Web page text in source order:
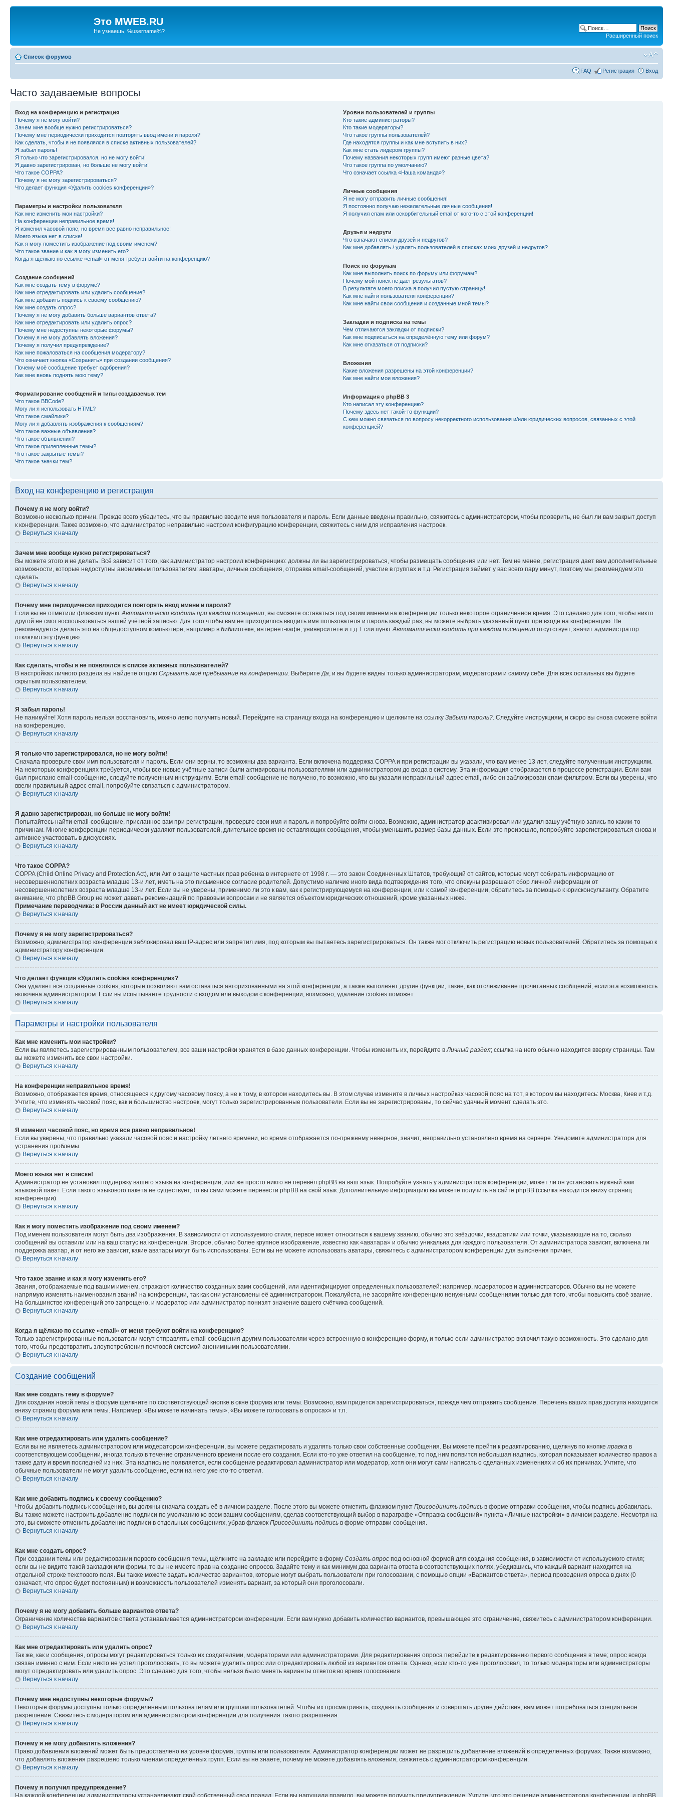
Это MWEB.RU
Не узнаешь, %username%?
Расширенный поиск
Список форумов
FAQ Регистрация Вход
Часто задаваемые вопросы
Вход на конференцию и регистрация
Почему я не могу войти?
Зачем мне вообще нужно регистрироваться?
Почему мне периодически приходится повторять ввод имени и пароля?
Как сделать, чтобы я не появлялся в списке активных пользователей?
Я забыл пароль!
Я только что зарегистрировался, но не могу войти!
Я давно зарегистрирован, но больше не могу войти!
Что такое COPPA?
Почему я не могу зарегистрироваться?
Что делает функция «Удалить cookies конференции»?
Параметры и настройки пользователя
Как мне изменить мои настройки?
На конференции неправильное время!
Я изменил часовой пояс, но время все равно неправильное!
Моего языка нет в списке!
Как я могу поместить изображение под своим именем?
Что такое звание и как я могу изменить его?
Когда я щёлкаю по ссылке «email» от меня требуют войти на конференцию?
Создание сообщений
Как мне создать тему в форуме?
Как мне отредактировать или удалить сообщение?
Как мне добавить подпись к своему сообщению?
Как мне создать опрос?
Почему я не могу добавить больше вариантов ответа?
Как мне отредактировать или удалить опрос?
Почему мне недоступны некоторые форумы?
Почему я не могу добавлять вложения?
Почему я получил предупреждение?
Как мне пожаловаться на сообщения модератору?
Что означает кнопка «Сохранить» при создании сообщения?
Почему моё сообщение требует одобрения?
Как мне вновь поднять мою тему?
Форматирование сообщений и типы создаваемых тем
Что такое BBCode?
Могу ли я использовать HTML?
Что такое смайлики?
Могу ли я добавлять изображения к сообщениям?
Что такое важные объявления?
Что такое объявления?
Что такое прилепленные темы?
Что такое закрытые темы?
Что такое значки тем?
Уровни пользователей и группы
Кто такие администраторы?
Кто такие модераторы?
Что такое группы пользователей?
Где находятся группы и как мне вступить в них?
Как мне стать лидером группы?
Почему названия некоторых групп имеют разные цвета?
Что такое группа по умолчанию?
Что означает ссылка «Наша команда»?
Личные сообщения
Я не могу отправить личные сообщения!
Я постоянно получаю нежелательные личные сообщения!
Я получил спам или оскорбительный email от кого-то с этой конференции!
Друзья и недруги
Что означают списки друзей и недругов?
Как мне добавлять / удалять пользователей в списках моих друзей и недругов?
Поиск по форумам
Как мне выполнить поиск по форуму или форумам?
Почему мой поиск не даёт результатов?
В результате моего поиска я получил пустую страницу!
Как мне найти пользователя конференции?
Как мне найти свои сообщения и созданные мной темы?
Закладки и подписка на темы
Чем отличаются закладки от подписки?
Как мне подписаться на определённую тему или форум?
Как мне отказаться от подписки?
Вложения
Какие вложения разрешены на этой конференции?
Как мне найти мои вложения?
Информация о phpBB 3
Кто написал эту конференцию?
Почему здесь нет такой-то функции?
С кем можно связаться по вопросу некорректного использования и/или юридических вопросов, связанных с этой
конференцией?
Вход на конференцию и регистрация
Почему я не могу войти?
Возможно несколько причин. Прежде всего убедитесь, что вы правильно вводите имя пользователя и пароль. Если данные введены правильно, свяжитесь с администратором, чтобы проверить, не был ли вам закрыт доступ
к конференции. Также возможно, что администратор неправильно настроил конфигурацию конференции, свяжитесь с ним для исправления настроек.
Вернуться к началу
Зачем мне вообще нужно регистрироваться?
Вы можете этого и не делать. Всё зависит от того, как администратор настроил конференцию: должны ли вы зарегистрироваться, чтобы размещать сообщения или нет. Тем не менее, регистрация дает вам дополнительные
возможности, которые недоступны анонимным пользователям: аватары, личные сообщения, отправка email-сообщений, участие в группах и т.д. Регистрация займёт у вас всего пару минут, поэтому мы рекомендуем это
сделать.
Вернуться к началу
Почему мне периодически приходится повторять ввод имени и пароля?
Если вы не отметили флажком пункт Автоматически входить при каждом посещении , вы сможете оставаться под своим именем на конференции только некоторое ограниченное время. Это сделано для того, чтобы никто
другой не смог воспользоваться вашей учётной записью. Для того чтобы вам не приходилось вводить имя пользователя и пароль каждый раз, вы можете выбрать указанный пункт при входе на конференцию. Не
рекомендуется делать это на общедоступном компьютере, например в библиотеке, интернет-кафе, университете и т.д. Если пункт Автоматически входить при каждом посещении отсутствует, значит администратор
отключил эту функцию.
Вернуться к началу
Как сделать, чтобы я не появлялся в списке активных пользователей?
В настройках личного раздела вы найдете опцию Скрывать моё пребывание на конференции . Выберите Да , и вы будете видны только администраторам, модераторам и самому себе. Для всех остальных вы будете
скрытым пользователем.
Вернуться к началу
Я забыл пароль!
Не паникуйте! Хотя пароль нельзя восстановить, можно легко получить новый. Перейдите на страницу входа на конференцию и щелкните на ссылку Забыли пароль? . Следуйте инструкциям, и скоро вы снова сможете войти
на конференцию.
Вернуться к началу
Я только что зарегистрировался, но не могу войти!
Сначала проверьте свои имя пользователя и пароль. Если они верны, то возможны два варианта. Если включена поддержка COPPA и при регистрации вы указали, что вам менее 13 лет, следуйте полученным инструкциям.
На некоторых конференциях требуется, чтобы все новые учётные записи были активированы пользователями или администратором до входа в систему. Эта информация отображается в процессе регистрации. Если вам
был прислано email-сообщение, следуйте полученным инструкциям. Если email-сообщение не получено, то возможно, что вы указали неправильный адрес email, либо он заблокирован спам-фильтром. Если вы уверены, что
ввели правильный адрес email, попробуйте связаться с администратором.
Вернуться к началу
Я давно зарегистрирован, но больше не могу войти!
Попытайтесь найти email-сообщение, присланное вам при регистрации, проверьте свои имя и пароль и попробуйте войти снова. Возможно, администратор деактивировал или удалил вашу учётную запись по каким-то
причинам. Многие конференции периодически удаляют пользователей, длительное время не оставляющих сообщения, чтобы уменьшить размер базы данных. Если это произошло, попробуйте зарегистрироваться снова и
активнее участвовать в дискуссиях.
Вернуться к началу
Что такое COPPA?
COPPA (Child Online Privacy and Protection Act), или Акт о защите частных прав ребенка в интернете от 1998 г. — это закон Соединенных Штатов, требующий от сайтов, которые могут собирать информацию от
несовершеннолетних возраста младше 13-и лет, иметь на это письменное согласие родителей. Допустимо наличие иного вида подтверждения того, что опекуны разрешают сбор личной информации от
несовершеннолетних возраста младше 13-и лет. Если вы не уверены, применимо ли это к вам, как к регистрирующемуся на конференции, или к самой конференции, обратитесь за помощью к юрисконсультанту. Обратите
внимание, что phpBB Group не может давать рекомендаций по правовым вопросам и не является объектом юридических отношений, кроме указанных ниже.
Примечание переводчика: в России данный акт не имеет юридической силы.
Вернуться к началу
Почему я не могу зарегистрироваться?
Возможно, администратор конференции заблокировал ваш IP-адрес или запретил имя, под которым вы пытаетесь зарегистрироваться. Он также мог отключить регистрацию новых пользователей. Обратитесь за помощью к
администратору конференции.
Вернуться к началу
Что делает функция «Удалить cookies конференции»?
Она удаляет все созданные cookies, которые позволяют вам оставаться авторизованными на этой конференции, а также выполняет другие функции, такие, как отслеживание прочитанных сообщений, если эта возможность
включена администратором. Если вы испытываете трудности с входом или выходом с конференции, возможно, удаление cookies поможет.
Вернуться к началу
Параметры и настройки пользователя
Как мне изменить мои настройки?
Если вы являетесь зарегистрированным пользователем, все ваши настройки хранятся в базе данных конференции. Чтобы изменить их, перейдите в Личный раздел; ссылка на него обычно находится вверху страницы. Там
вы можете изменить все свои настройки.
Вернуться к началу
На конференции неправильное время!
Возможно, отображается время, относящееся к другому часовому поясу, а не к тому, в котором находитесь вы. В этом случае измените в личных настройках часовой пояс на тот, в котором вы находитесь: Москва, Киев и т.д.
Учтите, что изменять часовой пояс, как и большинство настроек, могут только зарегистрированные пользователи. Если вы не зарегистрированы, то сейчас удачный момент сделать это.
Вернуться к началу
Я изменил часовой пояс, но время все равно неправильное!
Если вы уверены, что правильно указали часовой пояс и настройку летнего времени, но время отображается по-прежнему неверное, значит, неправильно установлено время на сервере. Уведомите администратора для
устранения проблемы.
Вернуться к началу
Моего языка нет в списке!
Администратор не установил поддержку вашего языка на конференции, или же просто никто не перевёл phpBB на ваш язык. Попробуйте узнать у администратора конференции, может ли он установить нужный вам
языковой пакет. Если такого языкового пакета не существует, то вы сами можете перевести phpBB на свой язык. Дополнительную информацию вы можете получить на сайте phpBB (ссылка находится внизу страниц
конференции)
Вернуться к началу
Как я могу поместить изображение под своим именем?
Под именем пользователя могут быть два изображения. В зависимости от используемого стиля, первое может относиться к вашему званию, обычно это звёздочки, квадратики или точки, указывающие на то, сколько
сообщений вы оставили или на ваш статус на конференции. Второе, обычно более крупное изображение, известно как «аватара» и обычно уникальна для каждого пользователя. От администратора зависит, включена ли
поддержка аватар, и от него же зависит, какие аватары могут быть использованы. Если вы не можете использовать аватары, свяжитесь с администратором конференции для выяснения причин.
Вернуться к началу
Что такое звание и как я могу изменить его?
Звания, отображаемые под вашим именем, отражают количество созданных вами сообщений, или идентифицируют определенных пользователей: например, модераторов и администраторов. Обычно вы не можете
напрямую изменять наименования званий на конференции, так как они установлены её администратором. Пожалуйста, не засоряйте конференцию ненужными сообщениями только для того, чтобы повысить своё звание.
На большинстве конференций это запрещено, и модератор или администратор понизят значение вашего счётчика сообщений.
Вернуться к началу
Когда я щёлкаю по ссылке «email» от меня требуют войти на конференцию?
Только зарегистрированные пользователи могут отправлять email-сообщения другим пользователям через встроенную в конференцию форму, и только если администратор включил такую возможность. Это сделано для
того, чтобы предотвратить злоупотребления почтовой системой анонимными пользователями.
Вернуться к началу
Создание сообщений
Как мне создать тему в форуме?
Для создания новой темы в форуме щелкните по соответствующей кнопке в окне форума или темы. Возможно, вам придется зарегистрироваться, прежде чем отправить сообщение. Перечень ваших прав доступа находится
внизу страниц форума или темы. Например: «Вы можете начинать темы», «Вы можете голосовать в опросах» и т.п.
Вернуться к началу
Как мне отредактировать или удалить сообщение?
Если вы не являетесь администратором или модератором конференции, вы можете редактировать и удалять только свои собственные сообщения. Вы можете прейти к редактированию, щелкнув по кнопке правка в
соответствующем сообщении, иногда только в течение ограниченного времени после его создания. Если кто-то уже ответил на сообщение, то под ним появится небольшая надпись, которая показывает количество правок а
также дату и время последней из них. Эта надпись не появляется, если сообщение редактировал администратор или модератор, хотя они могут сами написать о сделанных изменениях и об их причинах. Учтите, что
обычные пользователи не могут удалить сообщение, если на него уже кто-то ответил.
Вернуться к началу
Как мне добавить подпись к своему сообщению?
Чтобы добавить подпись к сообщению, вы должны сначала создать её в личном разделе. После этого вы можете отметить флажком пункт Присоединить подпись в форме отправки сообщения, чтобы подпись добавилась.
Вы также можете настроить добавление подписи по умолчанию ко всем вашим сообщениям, сделав соответствующий выбор в параграфе «Отправка сообщений» пункта «Личные настройки» в личном разделе. Несмотря на
это, вы сможете отменить добавление подписи в отдельных сообщениях, убрав флажок Присоединить подпись в форме отправки сообщения.
Вернуться к началу
Как мне создать опрос?
При создании темы или редактировании первого сообщения темы, щёлкните на закладке или перейдите в форму Создать опрос под основной формой для создания сообщения, в зависимости от используемого стиля;
если вы не видите такой закладки или формы, то вы не имеете прав на создание опросов. Задайте тему и как минимум два варианта ответа в соответствующих полях, убедившись, что каждый вариант находится на
отдельной строке текстового поля. Вы также можете задать количество вариантов, которые могут выбрать пользователи при голосовании, с помощью опции «Вариантов ответа», период проведения опроса в днях (0
означает, что опрос будет постоянным) и возможность пользователей изменять вариант, за который они проголосовали.
Вернуться к началу
Почему я не могу добавить больше вариантов ответа?
Ограничение количества вариантов ответа устанавливается администратором конференции. Если вам нужно добавить количество вариантов, превышающее это ограничение, свяжитесь с администратором конференции.
Вернуться к началу
Как мне отредактировать или удалить опрос?
Так же, как и сообщения, опросы могут редактироваться только их создателями, модераторами или администраторами. Для редактирования опроса перейдите к редактированию первого сообщения в теме; опрос всегда
связан именно с ним. Если никто не успел проголосовать, то вы можете удалить опрос или отредактировать любой из вариантов ответа. Однако, если кто-то уже проголосовал, то только модераторы или администраторы
могут отредактировать или удалить опрос. Это сделано для того, чтобы нельзя было менять варианты ответов во время голосования.
Вернуться к началу
Почему мне недоступны некоторые форумы?
Некоторые форумы доступны только определённым пользователям или группам пользователей. Чтобы их просматривать, создавать сообщения и совершать другие действия, вам может потребоваться специальное
разрешение. Свяжитесь с модератором или администратором конференции для получения такого разрешения.
Вернуться к началу
Почему я не могу добавлять вложения?
Право добавления вложений может быть предоставлено на уровне форума, группы или пользователя. Администратор конференции может не разрешить добавление вложений в определенных форумах. Также возможно,
что добавлять вложения разрешено только членам определённых групп. Если вы не знаете, почему не можете добавлять вложения, свяжитесь с администратором конференции.
Вернуться к началу
Почему я получил предупреждение?
На каждой конференции администраторы устанавливают свой собственный свод правил. Если вы нарушили правило, вы можете получить предупреждение. Учтите, что это решение администратора конференции, и phpBB